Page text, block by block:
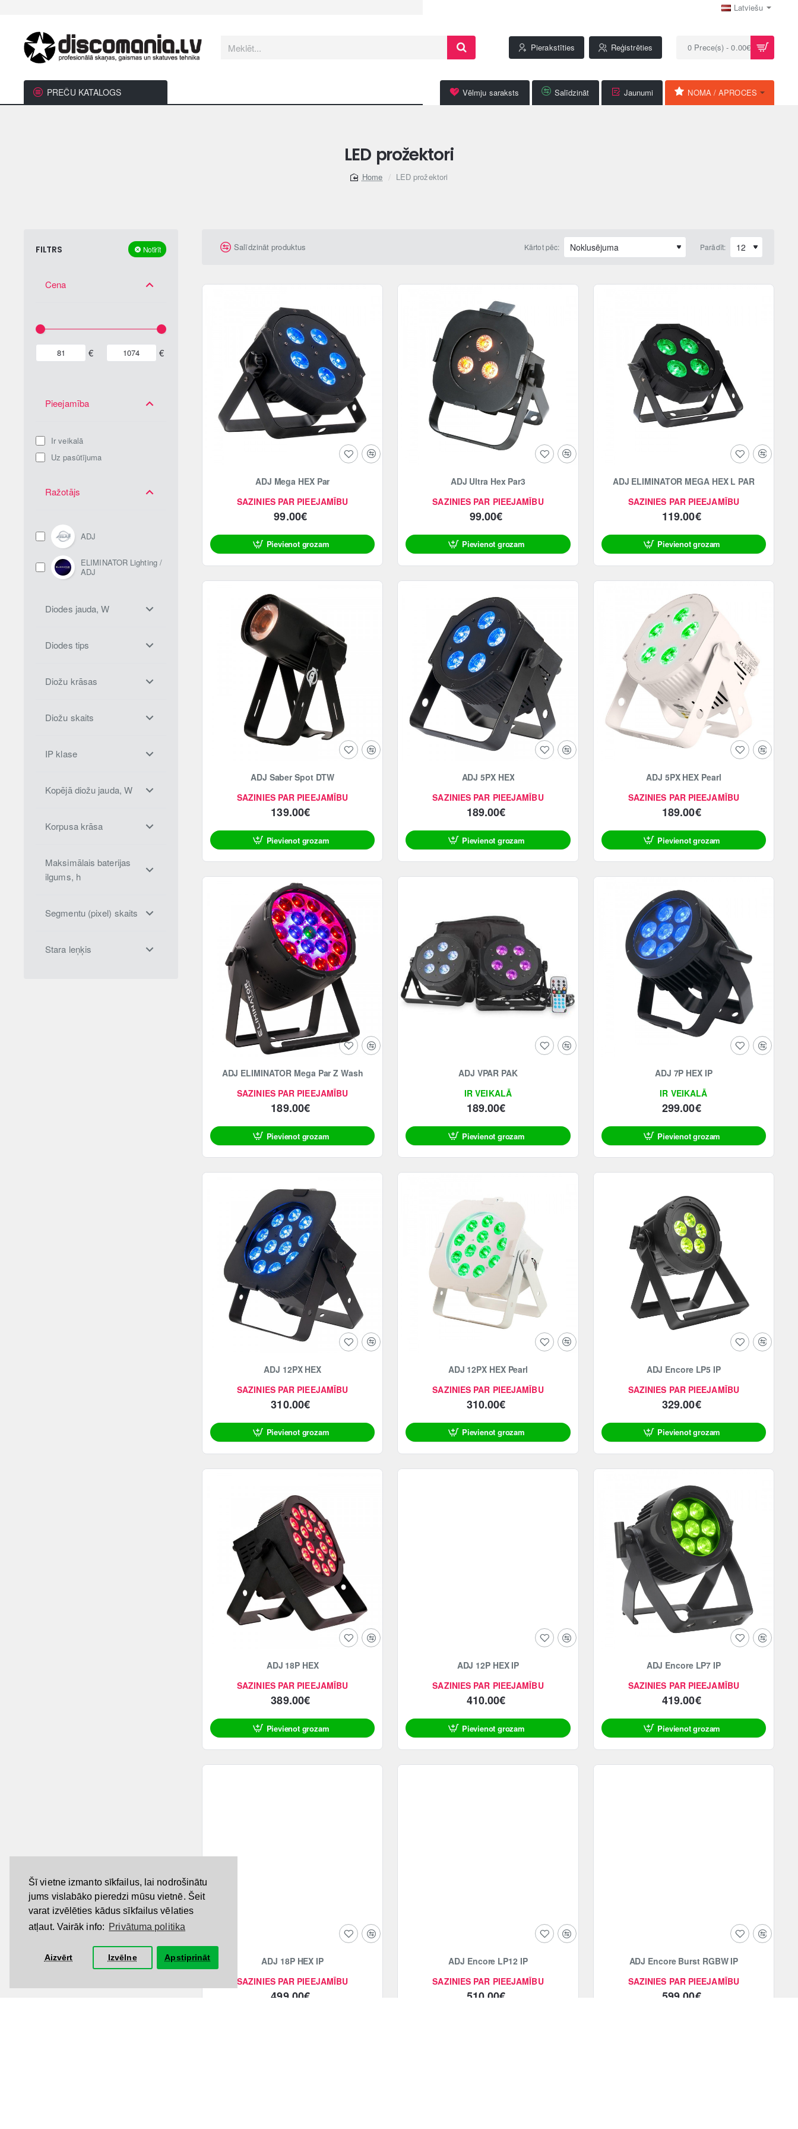
Šī vietne izmanto sīkfailus, lai nodrošinātu
jums vislabāko pieredzi mūsu vietnē. Šeit
varat izvēlēties kādus sīkfailus vēlaties
atļaut. Vairāk info: Privātuma politika
Aizvērt Izvēlne Apstiprināt
Latviešu
Meklēt... Pierakstīties Reģistrēties 0 Prece(s) - 0.00€
PREČU KATALOGS Vēlmju saraksts Salīdzināt Jaunumi NOMA / APROCES
LED prožektori
LED prožektori
FILTRS Notīrīt
Cena
€ €
Pieejamība
Ir veikalā
Uz pasūtījuma
Ražotājs
ADJ
ELIMINATOR Lighting /
ADJ
Diodes jauda, W
Diodes tips
Diožu krāsas
Diožu skaits
IP klase
Kopējā diožu jauda, W
Korpusa krāsa
Maksimālais baterijas
ilgums, h
Segmentu (pixel) skaits
Stara leņķis
Salīdzināt produktus Kārtot pēc: Parādīt:
SAZINIES PAR PIEEJAMĪBU
ADJ Mega HEX Par
99.00€
Pievienot grozam
SAZINIES PAR PIEEJAMĪBU
ADJ Ultra Hex Par3
99.00€
Pievienot grozam
SAZINIES PAR PIEEJAMĪBU
ADJ ELIMINATOR MEGA HEX L PAR
119.00€
Pievienot grozam
SAZINIES PAR PIEEJAMĪBU
ADJ Saber Spot DTW
139.00€
Pievienot grozam
SAZINIES PAR PIEEJAMĪBU
ADJ 5PX HEX
189.00€
Pievienot grozam
SAZINIES PAR PIEEJAMĪBU
ADJ 5PX HEX Pearl
189.00€
Pievienot grozam
SAZINIES PAR PIEEJAMĪBU
ADJ ELIMINATOR Mega Par Z Wash
189.00€
Pievienot grozam
IR VEIKALĀ
ADJ VPAR PAK
189.00€
Pievienot grozam
IR VEIKALĀ
ADJ 7P HEX IP
299.00€
Pievienot grozam
SAZINIES PAR PIEEJAMĪBU
ADJ 12PX HEX
310.00€
Pievienot grozam
SAZINIES PAR PIEEJAMĪBU
ADJ 12PX HEX Pearl
310.00€
Pievienot grozam
SAZINIES PAR PIEEJAMĪBU
ADJ Encore LP5 IP
329.00€
Pievienot grozam
SAZINIES PAR PIEEJAMĪBU
ADJ 18P HEX
389.00€
Pievienot grozam
SAZINIES PAR PIEEJAMĪBU
ADJ 12P HEX IP
410.00€
Pievienot grozam
SAZINIES PAR PIEEJAMĪBU
ADJ Encore LP7 IP
419.00€
Pievienot grozam
SAZINIES PAR PIEEJAMĪBU
ADJ 18P HEX IP
499.00€
SAZINIES PAR PIEEJAMĪBU
ADJ Encore LP12 IP
510.00€
SAZINIES PAR PIEEJAMĪBU
ADJ Encore Burst RGBW IP
599.00€